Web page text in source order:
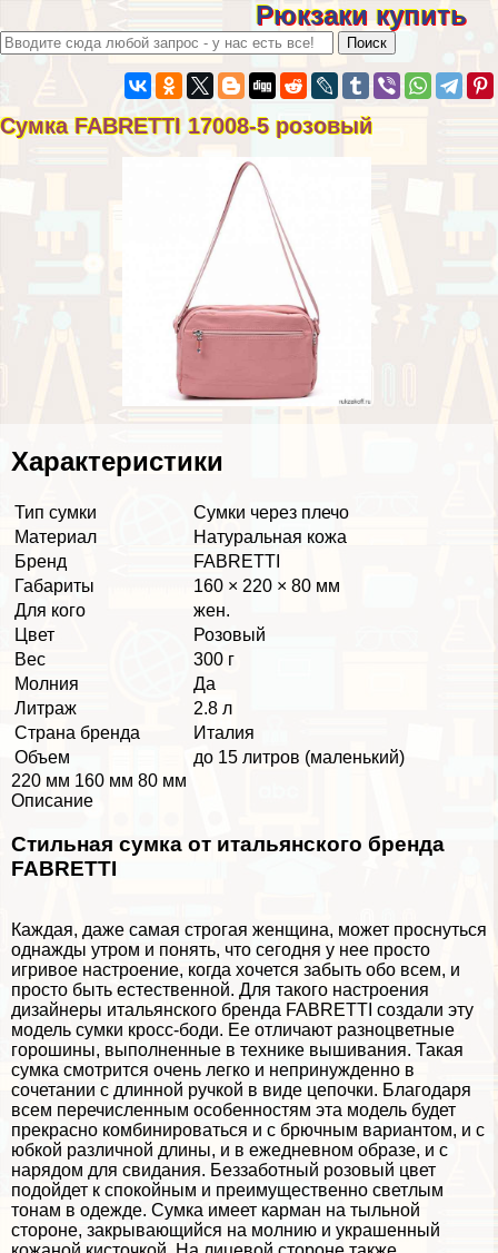
Рюкзаки купить
Сумка FABRETTI 17008-5 розовый
Хаpaктеристики
Тип сумки
Сумки через плечо
Материал
Натуральная кожа
Бренд
FABRETTI
Габариты
160 × 220 × 80 мм
Для кого
жен.
Цвет
Розовый
Вес
300 г
Молния
Да
Литраж
2.8 л
Страна бренда
Италия
Объем
до 15 литров (маленький)
220 мм 160 мм 80 мм
Описание
Стильная сумка от итальянского бренда
FABRETTI
Каждая, даже самая строгая женщина, может проснуться
однажды утром и понять, что сегодня у нее просто
игривое настроение, когда хочется забыть обо всем, и
просто быть естественной. Для такого настроения
дизайнеры итальянского бренда FABRETTI создали эту
модель сумки кросс-боди. Ее отличают разноцветные
горошины, выполненные в технике вышивания. Такая
сумка смотрится очень легко и непринужденно в
сочетании с длинной ручкой в виде цепочки. Благодаря
всем перечисленным особенностям эта модель будет
прекрасно комбинироваться и с брючным вариантом, и с
юбкой различной длины, и в ежедневном образе, и с
нарядом для свидания. Беззаботный розовый цвет
подойдет к спокойным и преимущественно светлым
тонам в одежде. Сумка имеет карман на тыльной
стороне, закрывающийся на молнию и украшенный